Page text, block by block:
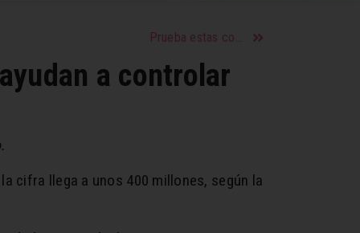
Prueba estas comidas para mejorar tu ánimo
a controlar
cifra llega a unos 400 millones, según la